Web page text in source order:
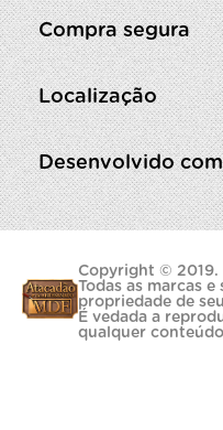
Compra segura
Localização
Desenvolvido com
Copyright © 2019.
Todas as marcas e
propriedade de
É vedada a
qualquer